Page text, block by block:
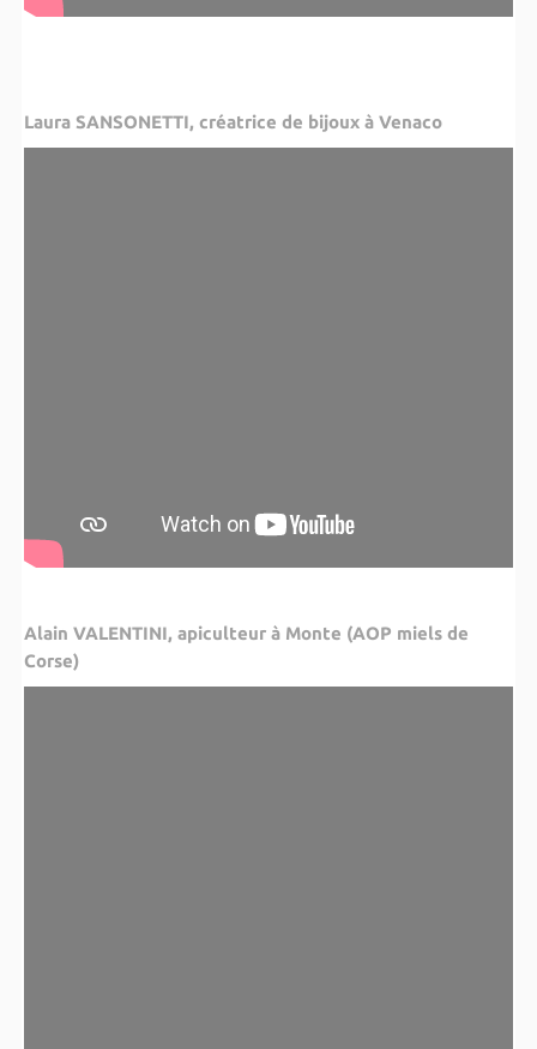
Laura SANSONETTI, créatrice de bijoux à Venaco
Alain VALENTINI, apiculteur à Monte (AOP miels de
Corse)